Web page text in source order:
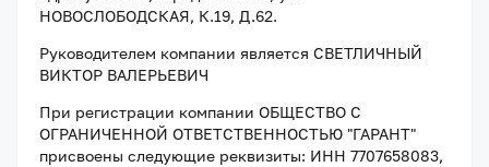
НОВОСЛОБОДСКАЯ, К.19, Д.62.
Руководителем компании является СВЕТЛИЧНЫЙ
ВИКТОР ВАЛЕРЬЕВИЧ
При регистрации компании ОБЩЕСТВО С
ОГРАНИЧЕННОЙ ОТВЕТСТВЕННОСТЬЮ "ГАРАНТ"
присвоены следующие реквизиты: ИНН 7707658083,